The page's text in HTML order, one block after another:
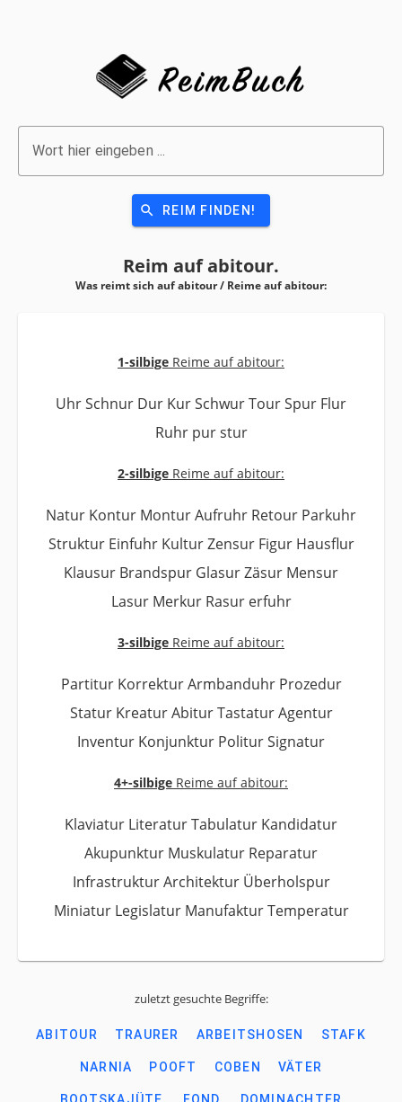
Wort hier eingeben ...
search REIM FINDEN!
Reim aufabitour.
Was reimt sich auf abitour / Reime aufabitour:
1-silbige Reime auf abitour:
Uhr Schnur Dur Kur Schwur Tour Spur Flur
Ruhr pur stur
2-silbige Reime auf abitour:
Natur Kontur Montur Aufruhr Retour Parkuhr
Struktur Einfuhr Kultur Zensur Figur Hausflur
Klausur Brandspur Glasur Zäsur Mensur
Lasur Merkur Rasur erfuhr
3-silbige Reime auf abitour:
Partitur Korrektur Armbanduhr Prozedur
Statur Kreatur Abitur Tastatur Agentur
Inventur Konjunktur Politur Signatur
4+-silbige Reime auf abitour:
Klaviatur Literatur Tabulatur Kandidatur
Akupunktur Muskulatur Reparatur
Infrastruktur Architektur Überholspur
Miniatur Legislatur Manufaktur Temperatur
zuletzt gesuchte Begriffe:
ABITOUR TRAURER ARBEITSHOSEN STAFK
NARNIA POOFT COBEN VÄTER